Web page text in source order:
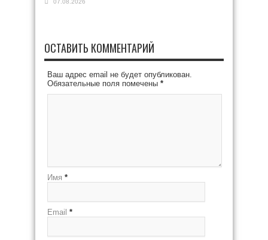
07.08.2026
ОСТАВИТЬ КОММЕНТАРИЙ
Ваш адрес email не будет опубликован.
Обязательные поля помечены *
Имя *
Email *